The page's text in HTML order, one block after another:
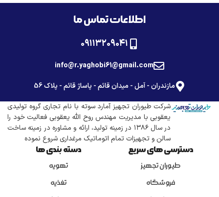
اطلاعات تماس ما
۰۹۱۱۳۲۰۹۰۴۱
info@r.yaghobi61@gmail.com
مازندران - آمل - میدان قائم - پاساژ قائم - پلاک 56
شرکت طیوران تجهیز آمارد سوته با نام تجاری گروه تولیدی
یعقوبی با مدیریت مهندس روح الله یعقوبی فعالیت خود را
در سال ۱۳۸۶ در زمینه تولید، ارائه و مشاوره در زمینه ساخت
سالن و تجهیزات تمام اتوماتیک مرغداری شروع نموده
دسترسی های سریع
طیوران تجهیز
فروشگاه
دسته بندی ها
تهویه
تغذیه